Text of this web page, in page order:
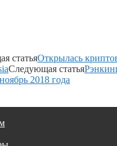
статьяОткрылась
Следующая статья
2018 года